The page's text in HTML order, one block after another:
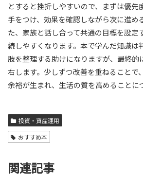
とすると挫折しやすいので、まずは優先
手をつけ、効果を確認しながら次に進め
た、家族と話し合って共通の目標を設定
続しやすくなります。本で学んだ知識は
肢を整理する助けになりますが、最終的
右します。少しずつ改善を重ねることで
余裕が生まれ、生活の質を高めることに
投資・資産運用
おすすめ本
関連記事